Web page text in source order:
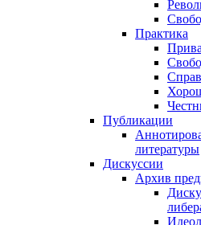
Практика
Публикации
литературы
Дискуссии
Архив